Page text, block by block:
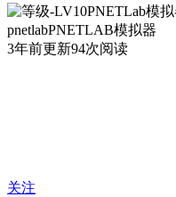
3年前更新94次阅读
关注